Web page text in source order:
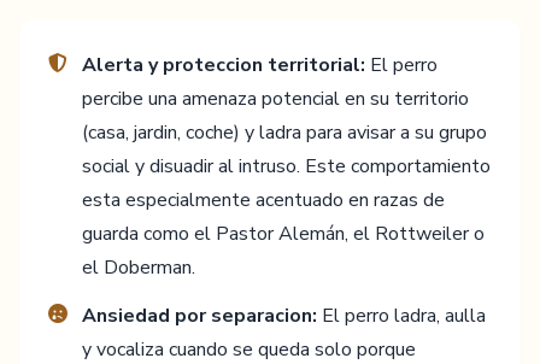
Alerta y proteccion territorial: El perro
percibe una amenaza potencial en su territorio
(casa, jardin, coche) y ladra para avisar a su grupo
social y disuadir al intruso. Este comportamiento
esta especialmente acentuado en razas de
guarda como el Pastor Alemán, el Rottweiler o
el Doberman.
Ansiedad por separacion: El perro ladra, aulla
y vocaliza cuando se queda solo porque